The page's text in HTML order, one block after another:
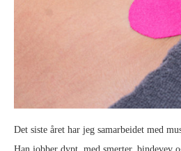
Det siste året har jeg samarbeidet med